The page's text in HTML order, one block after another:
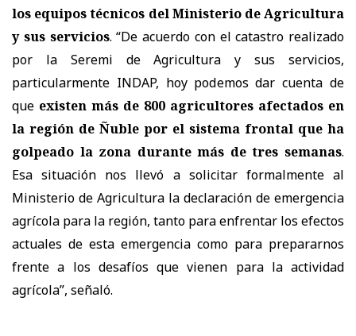
los equipos técnicos del Ministerio de Agricultura
y sus servicios. “De acuerdo con el catastro realizado
por la Seremi de Agricultura y sus servicios,
particularmente INDAP, hoy podemos dar cuenta de
que existen más de 800 agricultores afectados en
la región de Ñuble por el sistema frontal que ha
golpeado la zona durante más de tres semanas.
Esa situación nos llevó a solicitar formalmente al
Ministerio de Agricultura la declaración de emergencia
agrícola para la región, tanto para enfrentar los efectos
actuales de esta emergencia como para prepararnos
frente a los desafíos que vienen para la actividad
agrícola”, señaló.